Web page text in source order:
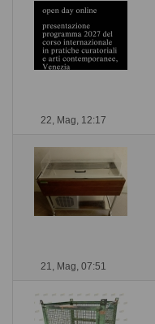
22, Mag, 12:17
21, Mag, 07:51